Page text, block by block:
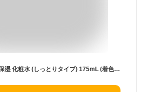
カウブランド 無添加 保湿 化粧水 (しっとりタイプ) 175mL (着色料・香料・防腐剤・品質安定剤・アルコール無添加)